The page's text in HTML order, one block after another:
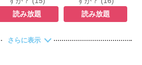
読み放題
読み放題
さらに表示